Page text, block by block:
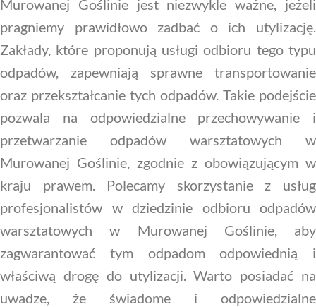
Murowanej Goślinie jest niezwykle ważne, jeżeli
pragniemy prawidłowo zadbać o ich utylizację.
Zakłady, które proponują usługi odbioru tego typu
odpadów, zapewniają sprawne transportowanie
oraz przekształcanie tych odpadów. Takie podejście
pozwala na odpowiedzialne przechowywanie i
przetwarzanie odpadów warsztatowych w
Murowanej Goślinie, zgodnie z obowiązującym w
kraju prawem. Polecamy skorzystanie z usług
profesjonalistów w dziedzinie odbioru odpadów
warsztatowych w Murowanej Goślinie, aby
zagwarantować tym odpadom odpowiednią i
właściwą drogę do utylizacji. Warto posiadać na
uwadze, że świadome i odpowiedzialne